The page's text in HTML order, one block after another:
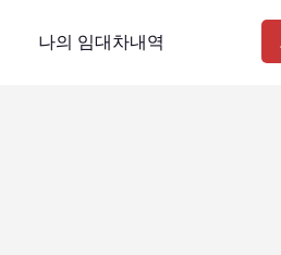
나의 임대차내역